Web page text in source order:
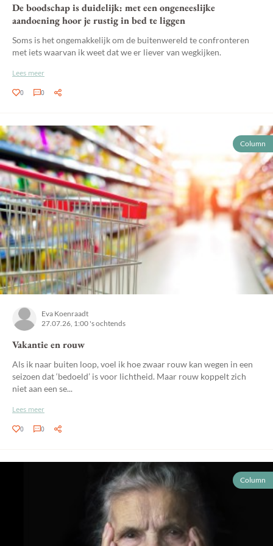
De boodschap is duidelijk: met een ongeneeslijke
aandoening hoor je rustig in bed te liggen
Soms is het ongemakkelijk om de buitenwereld te confronteren
met iets waarvan ik weet dat we er liever van wegkijken.
Lees meer
0 0
Column
Eva Koenraadt
27.07.26, 1:00 's ochtends
Vakantie en rouw
Als ik naar buiten loop, voel ik hoe zwaar rouw kan wegen in een
seizoen dat ‘bedoeld’ is voor lichtheid. Maar rouw koppelt zich
niet aan een se...
Lees meer
0 0
Column